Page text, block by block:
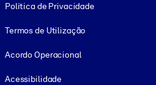
Política de Privacidade
Termos de Utilização
Acordo Operacional
Acessibilidade